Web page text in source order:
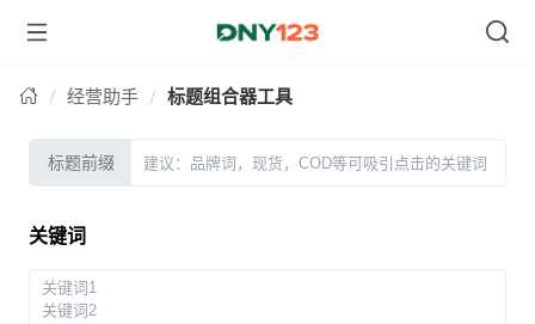
台湾
经营助手 标题组合器工具
标题前缀
关键词